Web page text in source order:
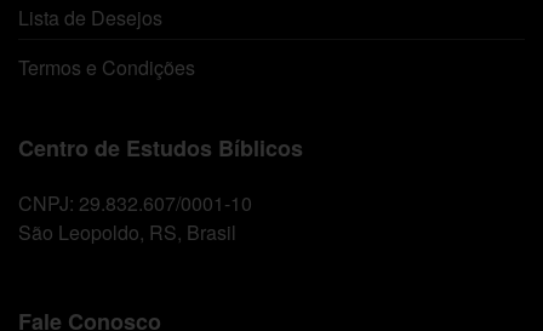
Lista de Desejos
Termos e Condições
Centro de Estudos Bíblicos
CNPJ: 29.832.607/0001-10
São Leopoldo, RS, Brasil
Fale Conosco